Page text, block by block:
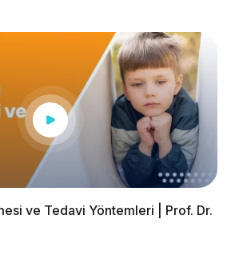
ve Tedavi Yöntemleri | Prof. Dr.